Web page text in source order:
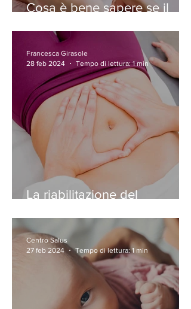
Cosa è bene sapere se il
bronchiolite
La riabilitazione del
Francesca Girasole
28 feb 2024
Tempo di lettura: 1 min
Centro Salus
27 feb 2024
Tempo di lettura: 1 min